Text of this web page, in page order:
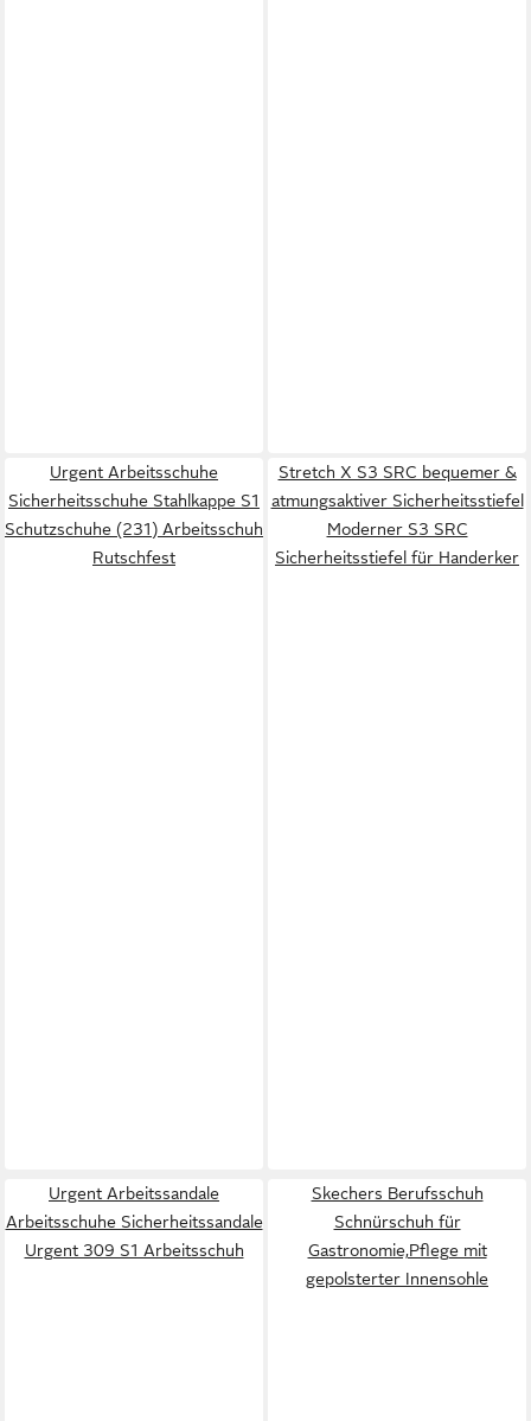
Urgent Arbeitsschuhe
Sicherheitsschuhe Stahlkappe S1
Schutzschuhe (231) Arbeitsschuh
Rutschfest
Stretch X S3 SRC bequemer &
atmungsaktiver Sicherheitsstiefel
Moderner S3 SRC
Sicherheitsstiefel für Handerker
Urgent Arbeitssandale
Arbeitsschuhe Sicherheitssandale
Urgent 309 S1 Arbeitsschuh
Skechers Berufsschuh
Schnürschuh für
Gastronomie,Pflege mit
gepolsterter Innensohle